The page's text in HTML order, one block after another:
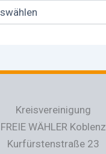
Kreisvereinigung
FREIE WÄHLER Koblenz
Kurfürstenstraße 23